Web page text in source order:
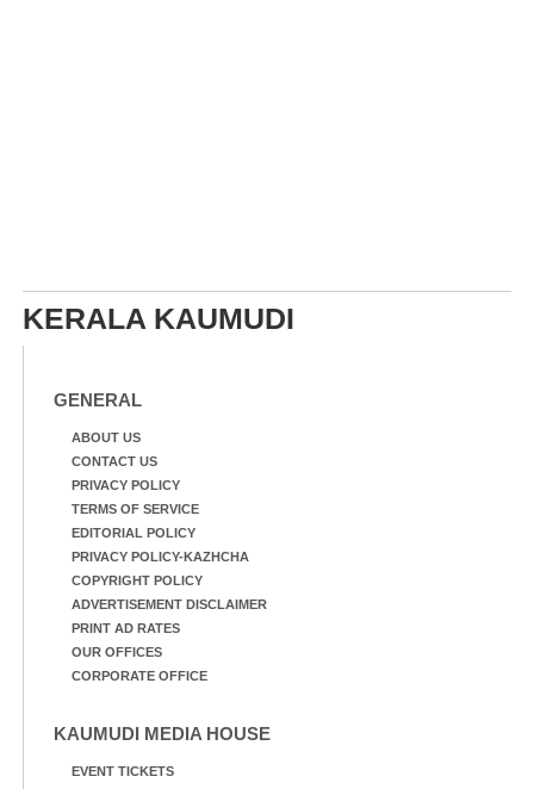
KERALA KAUMUDI
GENERAL
ABOUT US
CONTACT US
PRIVACY POLICY
TERMS OF SERVICE
EDITORIAL POLICY
PRIVACY POLICY-KAZHCHA
COPYRIGHT POLICY
ADVERTISEMENT DISCLAIMER
PRINT AD RATES
OUR OFFICES
CORPORATE OFFICE
KAUMUDI MEDIA HOUSE
EVENT TICKETS